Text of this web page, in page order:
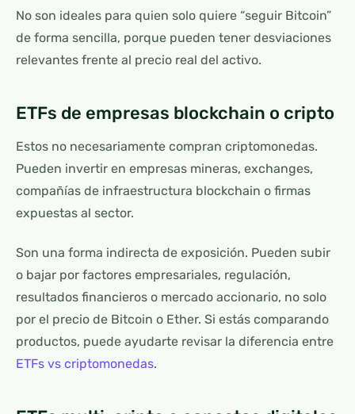
No son ideales para quien solo quiere “seguir Bitcoin”
de forma sencilla, porque pueden tener desviaciones
relevantes frente al precio real del activo.
ETFs de empresas blockchain o cripto
Estos no necesariamente compran criptomonedas.
Pueden invertir en empresas mineras, exchanges,
compañías de infraestructura blockchain o firmas
expuestas al sector.
Son una forma indirecta de exposición. Pueden subir
o bajar por factores empresariales, regulación,
resultados financieros o mercado accionario, no solo
por el precio de Bitcoin o Ether. Si estás comparando
productos, puede ayudarte revisar la diferencia entre
ETFs vs criptomonedas.